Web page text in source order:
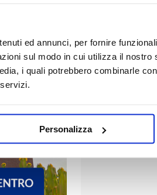
ed annunci, per fornire
sul modo in cui utilizza il
i quali potrebbero combinarle
Personalizza
Scopri tutti i